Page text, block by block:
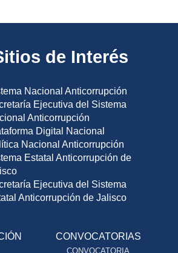
de Interés
Nacional Anticorrupción
Ejecutiva del Sistema
Anticorrupción
Digital Nacional
Nacional Anticorrupción
Estatal Anticorrupción de
Ejecutiva del Sistema
Anticorrupción de Jalisco
CONVOCATORIAS
CONVOCATORIA